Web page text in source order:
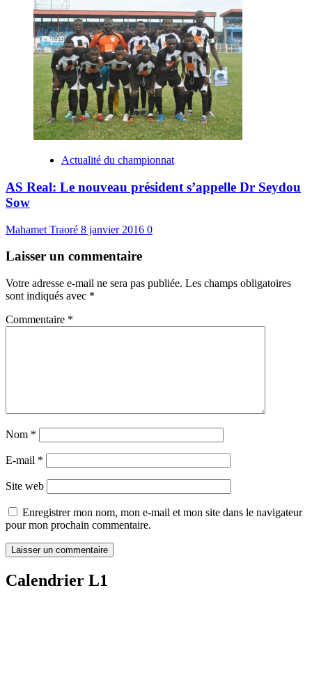
Actualité du championnat
AS Real: Le nouveau président s’appelle Dr Seydou
Sow
Mahamet Traoré 8 janvier 2016 0
Laisser un commentaire
Votre adresse e-mail ne sera pas publiée. Les champs obligatoires
sont indiqués avec *
Commentaire *
Nom *
E-mail *
Site web
Enregistrer mon nom, mon e-mail et mon site dans le navigateur
pour mon prochain commentaire.
Calendrier L1